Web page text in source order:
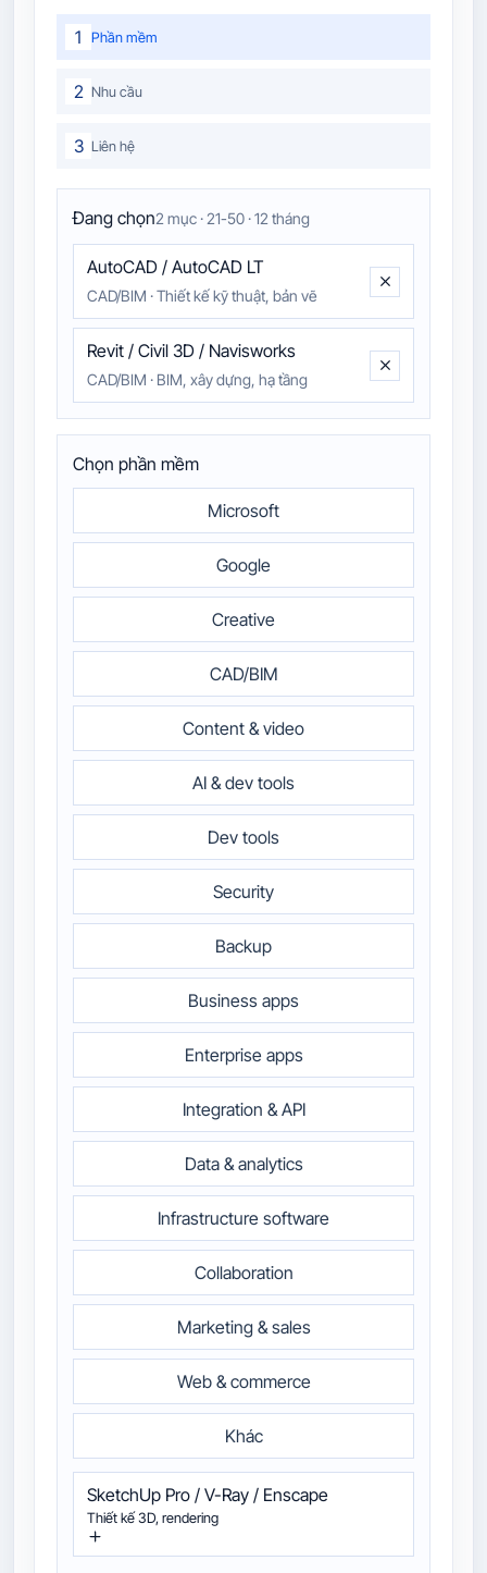
1 Phần mềm
2 Nhu cầu
3 Liên hệ
Đang chọn2 mục · 21-50 · 12 tháng
AutoCAD / AutoCAD LT
CAD/BIM ·Thiết kế kỹ thuật, bản vẽ
Revit / Civil 3D / Navisworks
CAD/BIM · BIM, xây dựng, hạ tầng
Chọn phần mềm
Microsoft
Google
Creative
CAD/BIM
Content & video
AI & dev tools
Dev tools
Security
Backup
Business apps
Enterprise apps
Integration & API
Data & analytics
Infrastructure software
Collaboration
Marketing & sales
Web & commerce
Khác
SketchUp Pro / V-Ray / Enscape
Thiết kế 3D, rendering